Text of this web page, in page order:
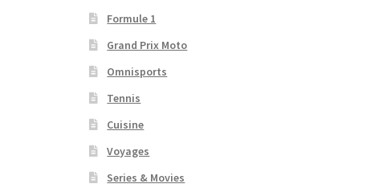
Formule 1
Grand Prix Moto
Omnisports
Tennis
Cuisine
Voyages
Series & Movies